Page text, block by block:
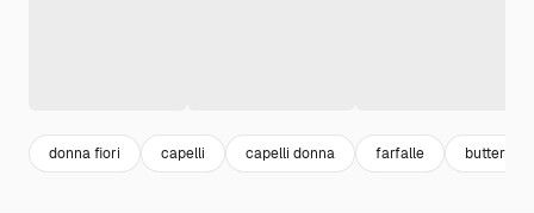
donna fiori capelli capelli donna farfalle butterfly